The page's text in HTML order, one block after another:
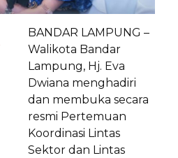
BANDAR LAMPUNG –
Walikota Bandar
Lampung, Hj. Eva
Dwiana menghadiri
dan membuka secara
resmi Pertemuan
Koordinasi Lintas
Sektor dan Lintas